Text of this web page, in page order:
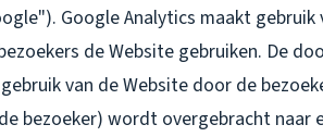
Google Analytics maakt gebruik
de Website gebruiken. De
van de Website door de
bezoeker) wordt overgebracht naar